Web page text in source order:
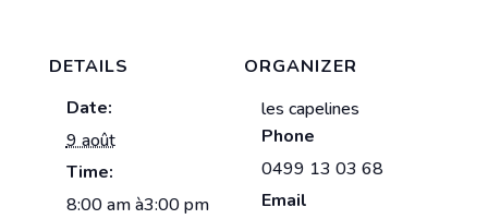
DETAILS
Date:
9 août
Time:
8:00 am à3:00 pm
ORGANIZER
les capelines
Phone
0499 13 03 68
Email